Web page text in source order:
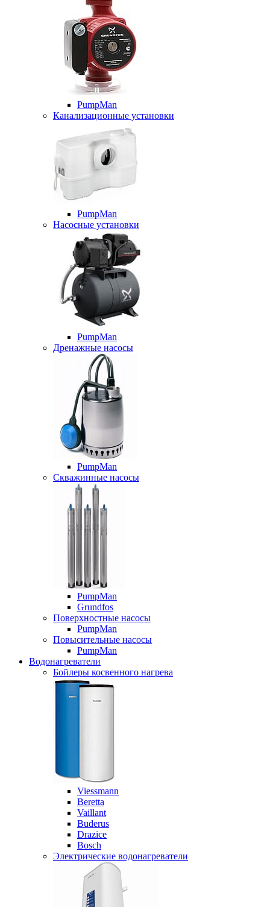
PumpMan
Канализационные установки
PumpMan
Насосные установки
PumpMan
Дренажные насосы
PumpMan
Скважинные насосы
PumpMan
Grundfos
Поверхностные насосы
PumpMan
Повысительные насосы
PumpMan
Водонагреватели
Бойлеры косвенного нагрева
Viessmann
Beretta
Vaillant
Buderus
Drazice
Bosch
Электрические водонагреватели